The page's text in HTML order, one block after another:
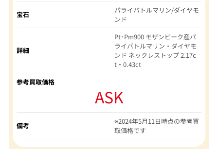
宝石
パライバトルマリン/ダイヤモ
ンド
詳細
Pt･Pm900 モザンビーク産パ
ライバトルマリン・ダイヤモ
ンド ネックレストップ 2.17c
t・0.43ct
参考買取価格
ASK
備考
※2024年5月11日時点の参考買
取価格です